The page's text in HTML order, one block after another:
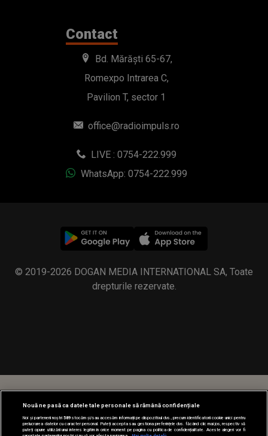
Contact
Bd. Mărăști 65-67,
Romexpo Intrarea C,
Pavilion T, sector 1
office@radioimpuls.ro
LIVE : 0754-222.999
WhatsApp: 0754-222.999
© 2019-2026 DOGAN MEDIA INTERNATIONAL SA, Toate
drepturile rezervate.
Nouă ne pasă ca datele tale personale să rămână confidențiale
Noi și partenerii noștri589stocăm și/sau accesăm informații pe dispozitivul dvs., precum identificatorii cookie unici pentru
prelucrarea datelor cu caracter personal. Puteți accepta sau gestiona preferințele dvs. făcând clic mai jos, respectiv vă
puteți opune utilizării unui interes legitim în orice moment pe pagina cu politica de confidențialitate. Aceste alegeri vor fi